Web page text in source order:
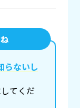
らないし
てくだ